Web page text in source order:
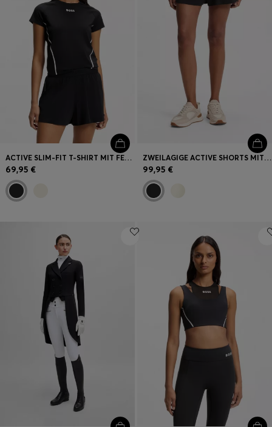
ACTIVE SLIM-FIT T-SHIRT MIT FEUCHTIGKEITSABLEITENDEN EIGENSCHAFTEN
69,95 €
ZWEILAGIGE ACTIVE SHORTS MIT FEUCHTIGKEITSMANAGEMENT
99,95 €